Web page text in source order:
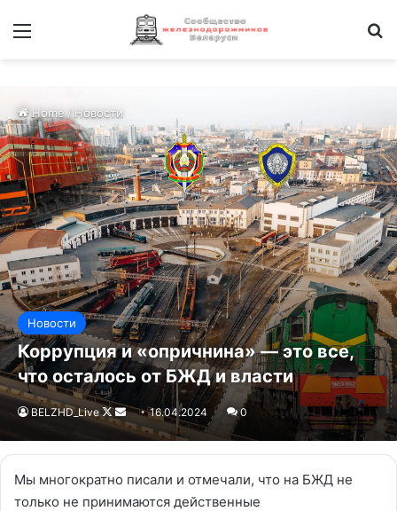
Home/Новости
Новости
Коррупция и «опричнина» — это все,
что осталось от БЖД и власти
BELZHD_Live
Follow
on
X
Send
an
email
16.04.2024 0
Мы многократно писали и отмечали, что на БЖД не
только не принимаются действенные